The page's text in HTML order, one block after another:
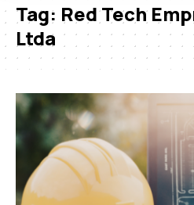
Tag: Red Tech
Ltda